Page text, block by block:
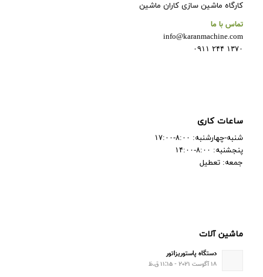
کارگاه ماشین سازی کاران ماشین
تماس با ما
info@karanmachine.com
۱۳۷۰ ۲۴۴ ۰۹۱۱
ساعات کاری
شنبه-چهارشنبه: ۸:۰۰-۱۷:۰۰
پنجشنبه: ۸:۰۰-۱۴:۰۰
جمعه: تعطیل
ماشین آلات
دستگاه پاستوریزاتور
۱۸ آگوست ۲۰۲۱ - ۱۱:۱۵ ق.ظ